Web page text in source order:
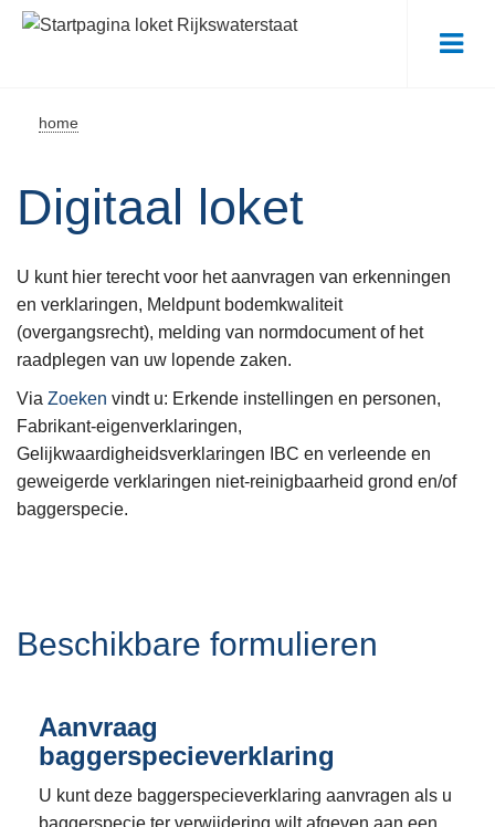
home
Digitaal loket
U kunt hier terecht voor het aanvragen van erkenningen
en verklaringen, Meldpunt bodemkwaliteit
(overgangsrecht), melding van normdocument of het
raadplegen van uw lopende zaken.
Via Zoeken vindt u: Erkende instellingen en personen,
Fabrikant-eigenverklaringen,
Gelijkwaardigheidsverklaringen IBC en verleende en
geweigerde verklaringen niet-reinigbaarheid grond en/of
baggerspecie.
Beschikbare formulieren
Aanvraag
baggerspecieverklaring
U kunt deze baggerspecieverklaring aanvragen als u
baggerspecie ter verwijdering wilt afgeven aan een